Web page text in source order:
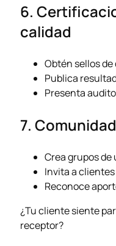
6.
calidad
Obtén sellos
Publica
Presenta
7.
Crea grupos
Invita a
Reconoce
¿Tu cliente siente
receptor?